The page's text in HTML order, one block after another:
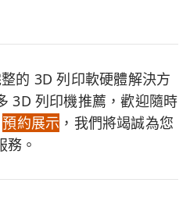
的 3D 列印軟硬體解決方
3D 列印機推薦，歡迎隨時
預約展示 ，我們將竭誠為您
務。